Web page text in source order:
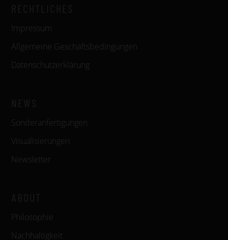
Impressum
Allgemeine Geschäftsbedingungen
Datenschutzerklärung
Sonderanfertigungen
Visualisierungen
Newsletter
Philosophie
Nachhaltigkeit